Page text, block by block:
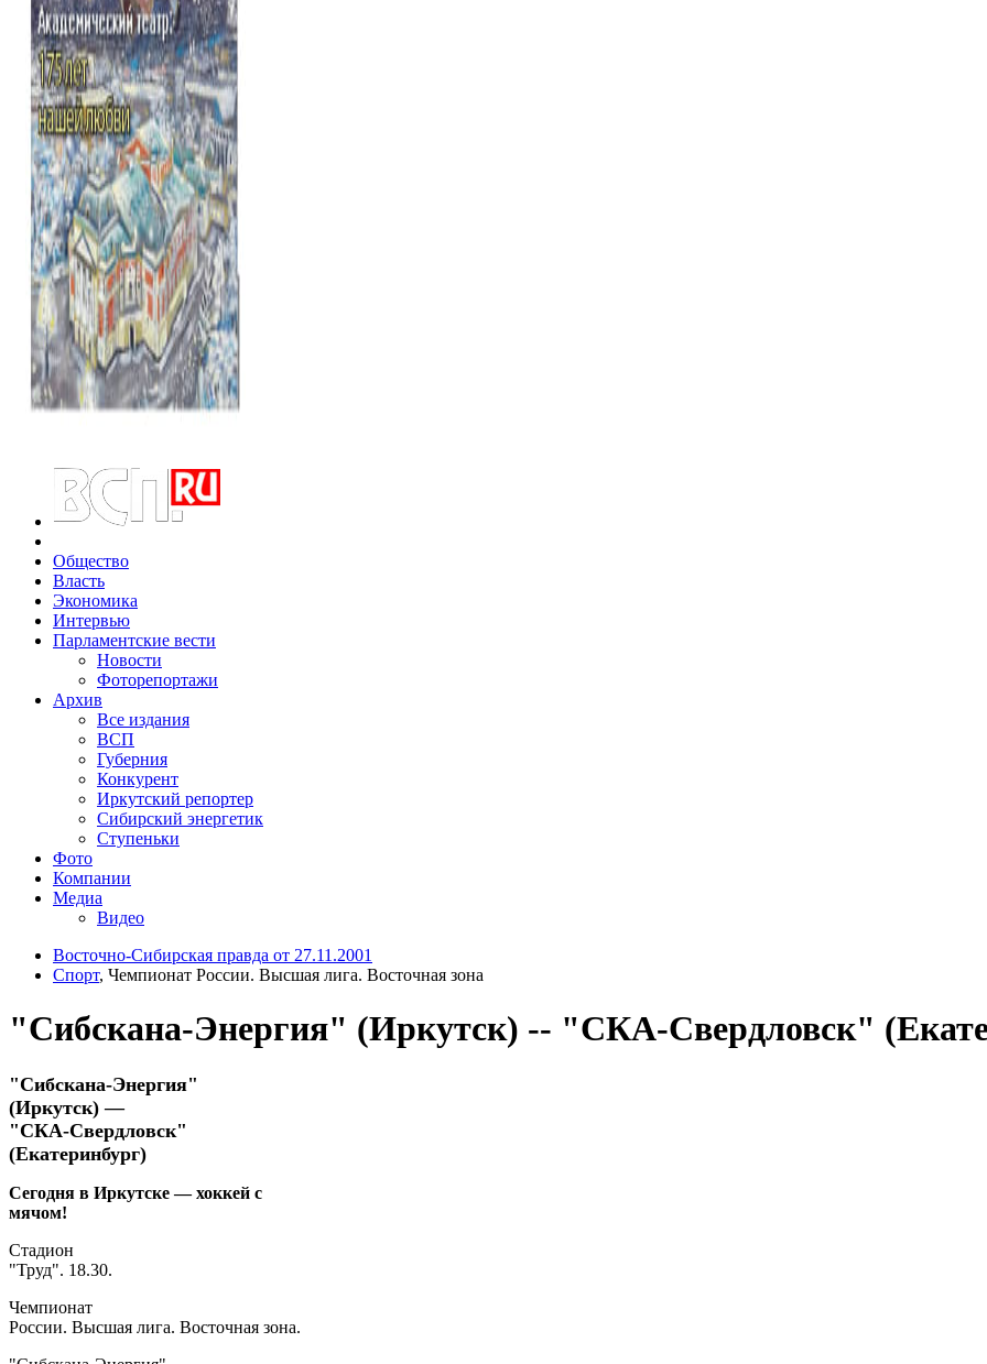
Общество
Власть
Экономика
Интервью
Парламентские вести
Новости
Фоторепортажи
Архив
Все издания
ВСП
Губерния
Конкурент
Иркутский репортер
Сибирский энергетик
Ступеньки
Фото
Компании
Медиа
Видео
Восточно-Сибирская правда от 27.11.2001
Спорт, Чемпионат России. Высшая лига. Восточная зона
"Сибскана-Энергия" (Иркутск) -- "СКА-Свердловск"
"Сибскана-Энергия"
(Иркутск) —
"СКА-Свердловск"
(Екатеринбург)
Сегодня в Иркутске — хоккей с
мячом!
Стадион
"Труд". 18.30.
Чемпионат
России. Высшая лига. Восточная зона.